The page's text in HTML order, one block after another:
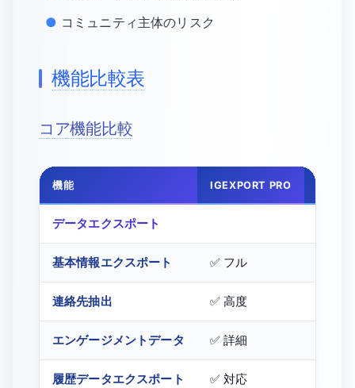
コミュニティ主体のリスク
機能比較表
コア機能比較
機能 IGEXPORT PRO
データエクスポート
基本情報エクスポート ✅ フル
連絡先抽出 ✅ 高度
エンゲージメントデータ ✅ 詳細
履歴データエクスポート ✅ 対応